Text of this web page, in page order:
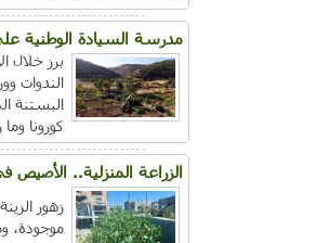
مدرسة السيادة الوطنية
الندوات
البستنة
كورونا
الزراعة المنزلية.. الأصيص
زهور
موجودة،